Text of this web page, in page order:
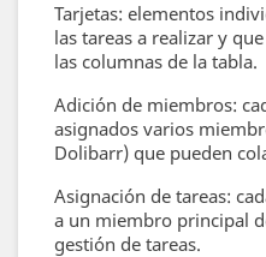
Tarjetas: elementos
las tareas a realizar y
las columnas de la tabla.
Adición de miembros:
asignados varios
Dolibarr) que pueden
Asignación de tareas:
a un miembro principal
gestión de tareas.